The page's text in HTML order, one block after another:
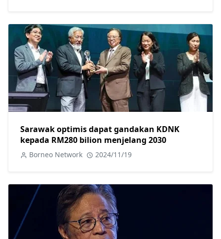
Sarawak optimis dapat gandakan KDNK
kepada RM280 bilion menjelang 2030
Borneo Network 2024/11/19